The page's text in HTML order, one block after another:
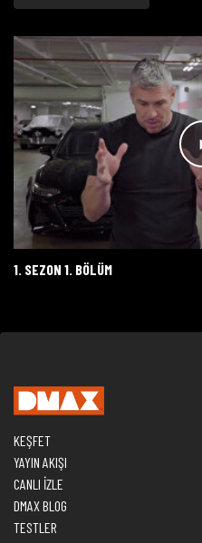
1. SEZON 1. BÖLÜM
KEŞFET
YAYIN AKIŞI
CANLI İZLE
DMAX BLOG
TESTLER